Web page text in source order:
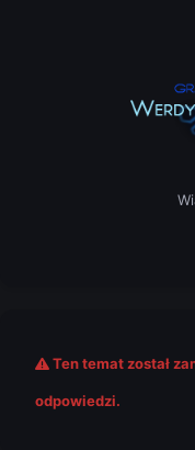
Ten temat został
odpowiedzi.